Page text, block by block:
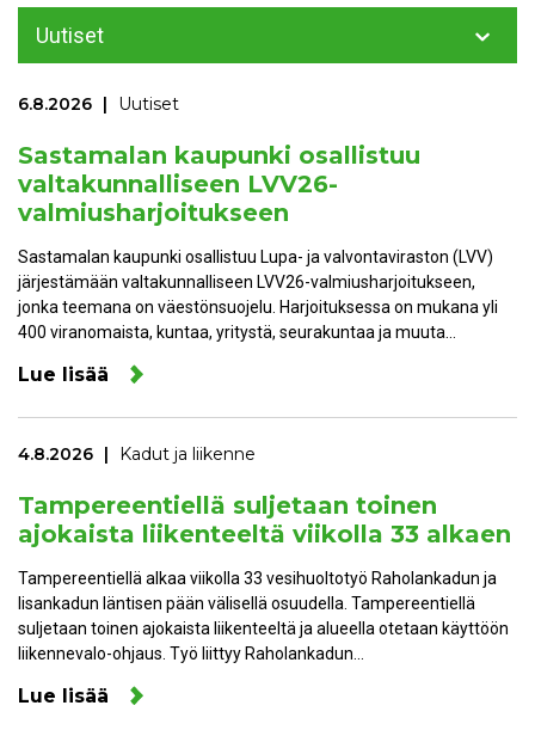
Uutiset
6.8.2026 Uutiset
Sastamalan kaupunki osallistuu
valtakunnalliseen LVV26-
valmiusharjoitukseen
Sastamalan kaupunki osallistuu Lupa- ja valvontaviraston (LVV)
järjestämään valtakunnalliseen LVV26-valmiusharjoitukseen,
jonka teemana on väestönsuojelu. Harjoituksessa on mukana yli
400 viranomaista, kuntaa, yritystä, seurakuntaa ja muuta…
Lue lisää
4.8.2026 Kadut ja liikenne
Tampereentiellä suljetaan toinen
ajokaista liikenteeltä viikolla 33 alkaen
Tampereentiellä alkaa viikolla 33 vesihuoltotyö Raholankadun ja
Iisankadun läntisen pään välisellä osuudella. Tampereentiellä
suljetaan toinen ajokaista liikenteeltä ja alueella otetaan käyttöön
liikennevalo-ohjaus. Työ liittyy Raholankadun…
Lue lisää